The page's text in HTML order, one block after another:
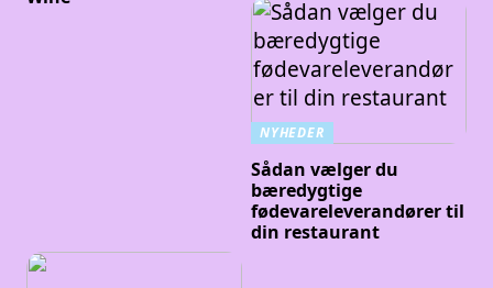
NYHEDER
Sådan vælger du
bæredygtige
fødevareleverandører til
din restaurant